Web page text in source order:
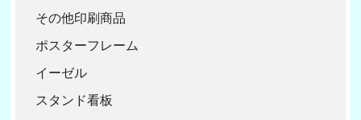
その他印刷商品
ポスターフレーム
イーゼル
スタンド看板